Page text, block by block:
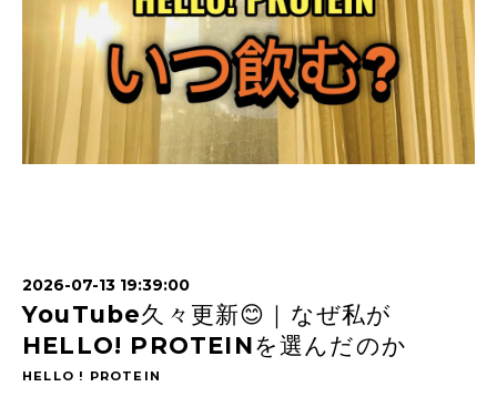
2026-07-13 19:39:00
YouTube久々更新😊｜なぜ私が
HELLO! PROTEINを選んだのか
HELLO ! PROTEIN